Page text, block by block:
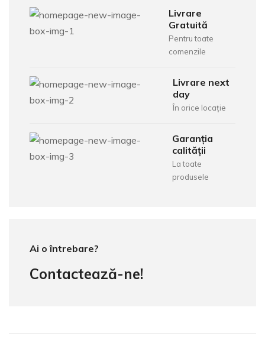
Livrare
Gratuită
Pentru toate
comenzile
Livrare next
day
În orice locație
Garanția
calității
La toate
produsele
Ai o întrebare?
Contactează-ne!